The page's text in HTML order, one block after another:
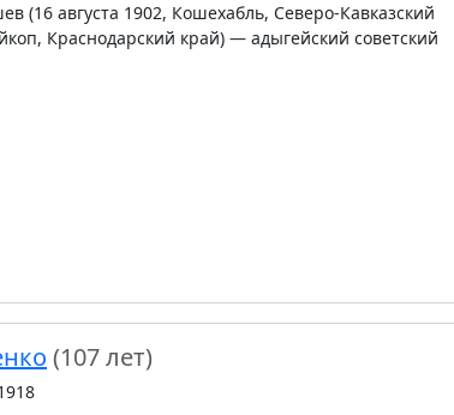
(16 августа 1902, Кошехабль, Северо-Кавказский
Краснодарский край) — адыгейский советский
(107 лет)